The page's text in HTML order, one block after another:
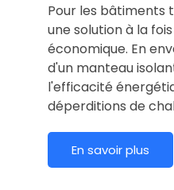
Pour les bâtiments
une solution à la
économique. En
d'un manteau
l'efficacité
déperditions de
En savoir plus